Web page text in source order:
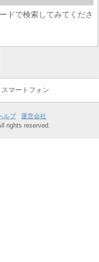
ドで検索してみてくださ
スマートフォン
ルプ
運営会社
rights reserved.